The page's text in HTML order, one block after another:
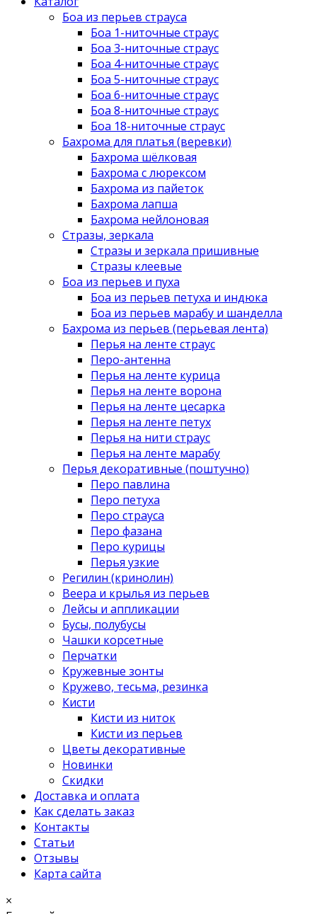
Боа из перьев страуса
Боа 1-ниточные страус
Боа 3-ниточные страус
Боа 4-ниточные страус
Боа 5-ниточные страус
Боа 6-ниточные страус
Боа 8-ниточные страус
Боа 18-ниточные страус
Бахрома для платья (веревки)
Бахрома шёлковая
Бахрома с люрексом
Бахрома из пайеток
Бахрома лапша
Бахрома нейлоновая
Стразы, зеркала
Стразы и зеркала пришивные
Стразы клеевые
Боа из перьев и пуха
Боа из перьев петуха и индюка
Боа из перьев марабу и шанделла
Бахрома из перьев (перьевая лента)
Перья на ленте страус
Перо-антенна
Перья на ленте курица
Перья на ленте ворона
Перья на ленте цесарка
Перья на ленте петух
Перья на нити страус
Перья на ленте марабу
Перья декоративные (поштучно)
Перо павлина
Перо петуха
Перо страуса
Перо фазана
Перо курицы
Перья узкие
Регилин (кринолин)
Веера и крылья из перьев
Лейсы и аппликации
Бусы, полубусы
Чашки корсетные
Перчатки
Кружевные зонты
Кружево, тесьма, резинка
Кисти
Кисти из ниток
Кисти из перьев
Цветы декоративные
Новинки
Скидки
Доставка и оплата
Как сделать заказ
Контакты
Статьи
Отзывы
Карта сайта
×